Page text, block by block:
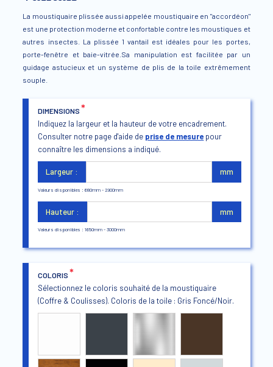
La moustiquaire plissée aussi appelée moustiquaire en "accordéon"
est une protection moderne et confortable contre les moustiques et
autres insectes. La plissée 1 vantail est idéales pour les portes,
porte-fenêtre et baie-vitrée.Sa manipulation est facilitée par un
guidage astucieux et un système de plis de la toile extrêmement
souple.
DIMENSIONS *
Indiquez la largeur et la hauteur de votre encadrement.
Consulter notre page d'aide de prise de mesure pour
connaître les dimensions a indiqué.
Largeur : mm
Valeurs disponibles : 680mm - 2900mm
Hauteur : mm
Valeurs disponibles : 1650mm - 3000mm
COLORIS *
Sélectionnez le coloris souhaité de la moustiquaire
(Coffre & Coulisses). Coloris de la toile : Gris Foncé/Noir.